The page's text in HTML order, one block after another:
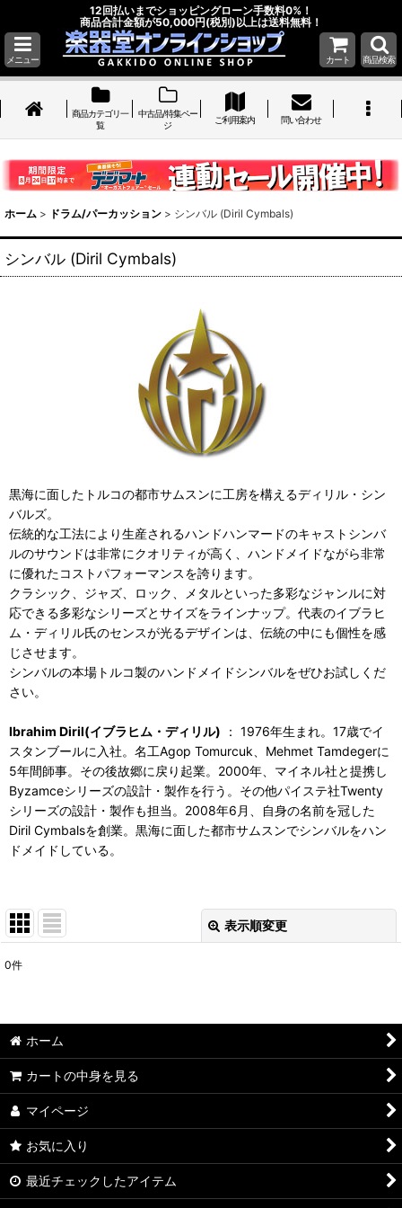
12回払いまでショッピングローン手数料0%！
商品合計金額が50,000円(税別)以上は送料無料！
メニュー カート 商品検索
商品カテゴリ一
覧
中古品/特集ペー
ジ
ご利用案内 問い合わせ
ホーム > ドラム/パーカッション > シンバル (Diril Cymbals)
シンバル (Diril Cymbals)
黒海に面したトルコの都市サムスンに工房を構えるディリル・シン
バルズ。
伝統的な工法により生産されるハンドハンマードのキャストシンバ
ルのサウンドは非常にクオリティが高く、ハンドメイドながら非常
に優れたコストパフォーマンスを誇ります。
クラシック、ジャズ、ロック、メタルといった多彩なジャンルに対
応できる多彩なシリーズとサイズをラインナップ。代表のイブラヒ
ム・ディリル氏のセンスが光るデザインは、伝統の中にも個性を感
じさせます。
シンバルの本場トルコ製のハンドメイドシンバルをぜひお試しくだ
さい。
Ibrahim Diril(イブラヒム・ディリル) ： 1976年生まれ。17歳でイ
スタンブールに入社。名工Agop Tomurcuk、Mehmet Tamdegerに
5年間師事。その後故郷に戻り起業。2000年、マイネル社と提携し
Byzamceシリーズの設計・製作を行う。その他パイステ社Twenty
シリーズの設計・製作も担当。2008年6月、自身の名前を冠した
Diril Cymbalsを創業。黒海に面した都市サムスンでシンバルをハン
ドメイドしている。
表示順変更
並び順:
0件
ホーム
カートの中身を見る
マイページ
お気に入り
最近チェックしたアイテム